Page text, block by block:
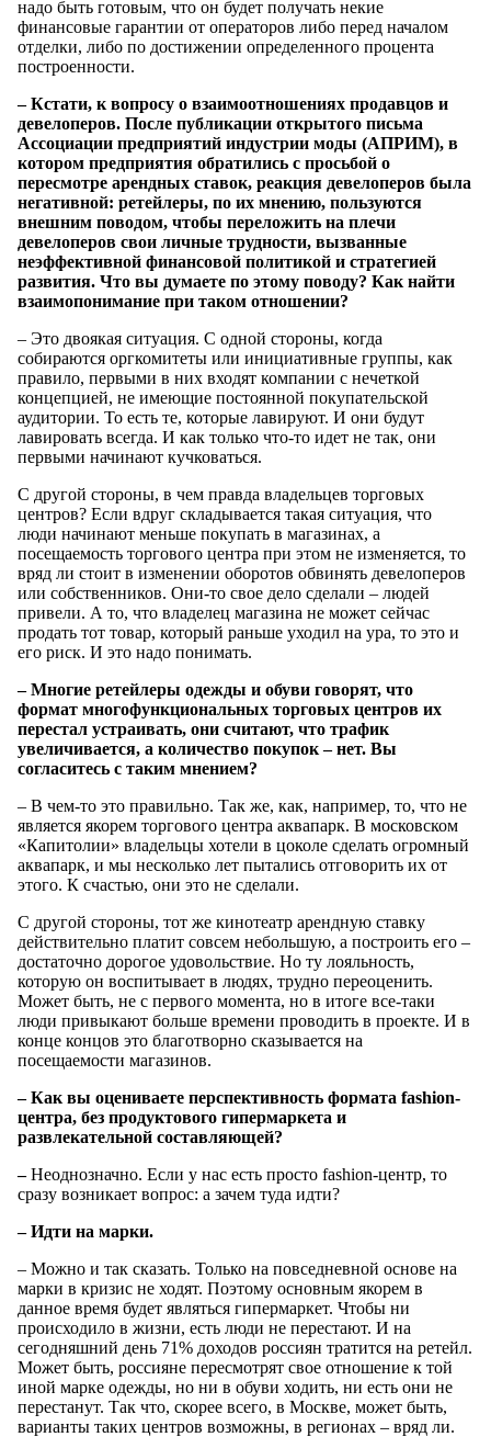
надо быть готовым, что он будет получать некие
финансовые гарантии от операторов либо перед началом
отделки, либо по достижении определенного процента
построенности.
– Кстати, к вопросу о взаимоотношениях продавцов и
девелоперов. После публикации открытого письма
Ассоциации предприятий индустрии моды (АПРИМ), в
котором предприятия обратились с просьбой о
пересмотре арендных ставок, реакция девелоперов была
негативной: ретейлеры, по их мнению, пользуются
внешним поводом, чтобы переложить на плечи
девелоперов свои личные трудности, вызванные
неэффективной финансовой политикой и стратегией
развития. Что вы думаете по этому поводу? Как найти
взаимопонимание при таком отношении?
– Это двоякая ситуация. С одной стороны, когда
собираются оргкомитеты или инициативные группы, как
правило, первыми в них входят компании с нечеткой
концепцией, не имеющие постоянной покупательской
аудитории. То есть те, которые лавируют. И они будут
лавировать всегда. И как только что-то идет не так, они
первыми начинают кучковаться.
С другой стороны, в чем правда владельцев торговых
центров? Если вдруг складывается такая ситуация, что
люди начинают меньше покупать в магазинах, а
посещаемость торгового центра при этом не изменяется, то
вряд ли стоит в изменении оборотов обвинять девелоперов
или собственников. Они-то свое дело сделали – людей
привели. А то, что владелец магазина не может сейчас
продать тот товар, который раньше уходил на ура, то это и
его риск. И это надо понимать.
– Многие ретейлеры одежды и обуви говорят, что
формат многофункциональных торговых центров их
перестал устраивать, они считают, что трафик
увеличивается, а количество покупок – нет. Вы
согласитесь с таким мнением?
– В чем-то это правильно. Так же, как, например, то, что не
является якорем торгового центра аквапарк. В московском
«Капитолии» владельцы хотели в цоколе сделать огромный
аквапарк, и мы несколько лет пытались отговорить их от
этого. К счастью, они это не сделали.
С другой стороны, тот же кинотеатр арендную ставку
действительно платит совсем небольшую, а построить его –
достаточно дорогое удовольствие. Но ту лояльность,
которую он воспитывает в людях, трудно переоценить.
Может быть, не с первого момента, но в итоге все-таки
люди привыкают больше времени проводить в проекте. И в
конце концов это благотворно сказывается на
посещаемости магазинов.
– Как вы оцениваете перспективность формата fashion-
центра, без продуктового гипермаркета и
развлекательной составляющей?
–Неоднозначно. Если у нас есть просто fashion-центр, то
сразу возникает вопрос: а зачем туда идти?
– Идти на марки.
– Можно и так сказать. Только на повседневной основе на
марки в кризис не ходят. Поэтому основным якорем в
данное время будет являться гипермаркет. Чтобы ни
происходило в жизни, есть люди не перестают. И на
сегодняшний день 71% доходов россиян тратится на ретейл.
Может быть, россияне пересмотрят свое отношение к той
иной марке одежды, но ни в обуви ходить, ни есть они не
перестанут. Так что, скорее всего, в Москве, может быть,
варианты таких центров возможны, в регионах – вряд ли.